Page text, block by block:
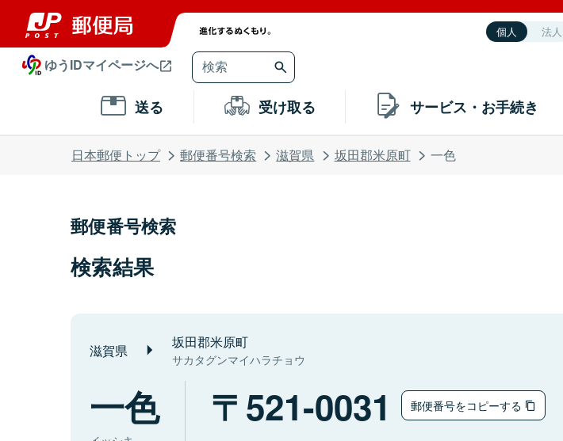
個人 法人
ゆうIDマイページへ
送る 受け取る サービス・お手続き
日本郵便トップ 郵便番号検索 滋賀県 坂田郡米原町 一色
郵便番号検索
検索結果
滋賀県 坂田郡米原町
サカタグンマイハラチョウ
一色 521-0031 郵便番号をコピーする